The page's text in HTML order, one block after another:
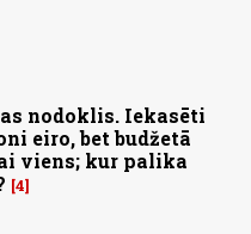
nodoklis. Iekasēti
eiro, bet budžetā
viens; kur palika
4